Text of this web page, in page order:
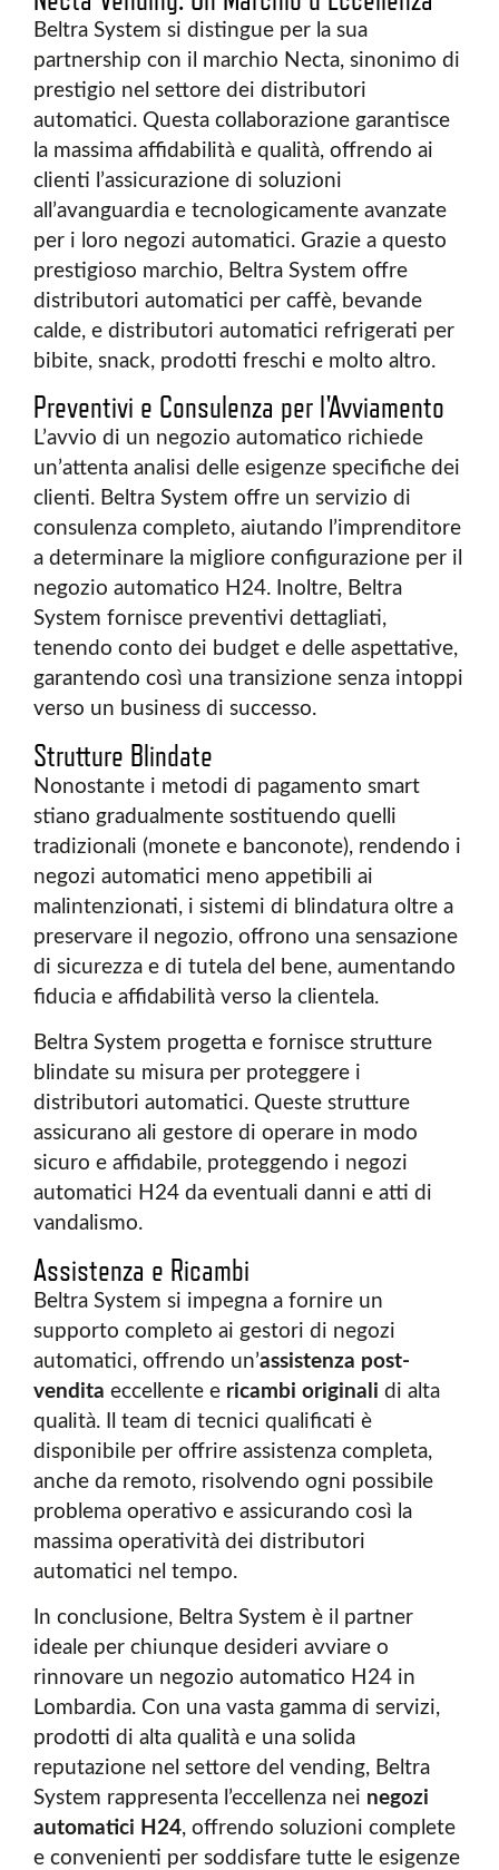
Beltra System si distingue per la sua
partnership con il marchio Necta, sinonimo di
prestigio nel settore dei distributori
automatici. Questa collaborazione garantisce
la massima affidabilità e qualità, offrendo ai
clienti l’assicurazione di soluzioni
all’avanguardia e tecnologicamente avanzate
per i loro negozi automatici. Grazie a questo
prestigioso marchio, Beltra System offre
distributori automatici per caffè, bevande
calde, e distributori automatici refrigerati per
bibite, snack, prodotti freschi e molto altro.
Preventivi e Consulenza per l'Avviamento
L’avvio di un negozio automatico richiede
un’attenta analisi delle esigenze specifiche dei
clienti. Beltra System offre un servizio di
consulenza completo, aiutando l’imprenditore
a determinare la migliore configurazione per il
negozio automatico H24. Inoltre, Beltra
System fornisce preventivi dettagliati,
tenendo conto dei budget e delle aspettative,
garantendo così una transizione senza intoppi
verso un business di successo.
Strutture Blindate
Nonostante i metodi di pagamento smart
stiano gradualmente sostituendo quelli
tradizionali (monete e banconote), rendendo i
negozi automatici meno appetibili ai
malintenzionati, i sistemi di blindatura oltre a
preservare il negozio, offrono una sensazione
di sicurezza e di tutela del bene, aumentando
fiducia e affidabilità verso la clientela.
Beltra System progetta e fornisce strutture
blindate su misura per proteggere i
distributori automatici. Queste strutture
assicurano ali gestore di operare in modo
sicuro e affidabile, proteggendo i negozi
automatici H24 da eventuali danni e atti di
vandalismo.
Assistenza e Ricambi
Beltra System si impegna a fornire un
supporto completo ai gestori di negozi
automatici, offrendo un’assistenza post-
vendita eccellente e ricambi originali di alta
qualità. Il team di tecnici qualificati è
disponibile per offrire assistenza completa,
anche da remoto, risolvendo ogni possibile
problema operativo e assicurando così la
massima operatività dei distributori
automatici nel tempo.
In conclusione, Beltra System è il partner
ideale per chiunque desideri avviare o
rinnovare un negozio automatico H24 in
Lombardia. Con una vasta gamma di servizi,
prodotti di alta qualità e una solida
reputazione nel settore del vending, Beltra
System rappresenta l’eccellenza nei negozi
automatici H24, offrendo soluzioni complete
e convenienti per soddisfare tutte le esigenze